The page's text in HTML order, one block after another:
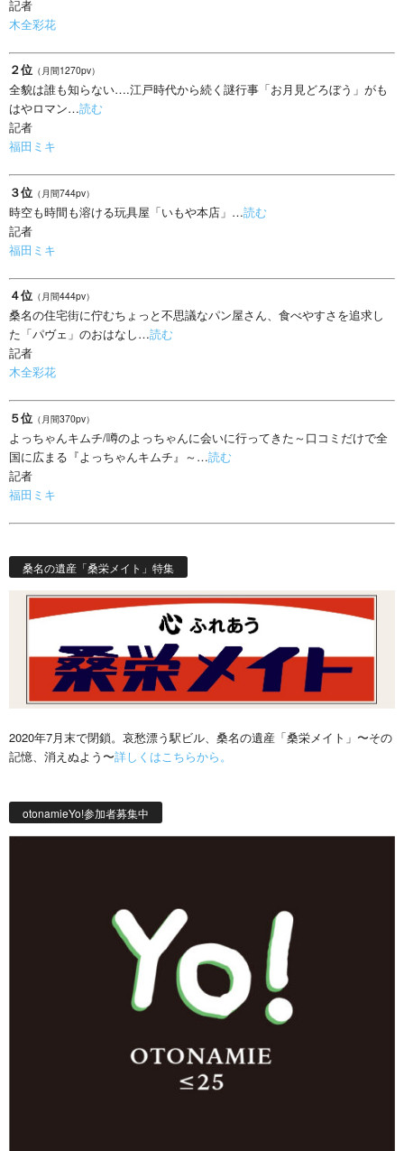
記者
木全彩花
２位 （月間1270pv）
全貌は誰も知らない….江戸時代から続く謎行事「お月見どろぼう」がも
はやロマン…読む
記者
福田ミキ
３位 （月間744pv）
時空も時間も溶ける玩具屋「いもや本店」…読む
記者
福田ミキ
４位 （月間444pv）
桑名の住宅街に佇むちょっと不思議なパン屋さん、食べやすさを追求し
た「パヴェ」のおはなし…読む
記者
木全彩花
５位 （月間370pv）
よっちゃんキムチ/噂のよっちゃんに会いに行ってきた～口コミだけで全
国に広まる『よっちゃんキムチ』～…読む
記者
福田ミキ
桑名の遺産「桑栄メイト」特集
2020年7月末で閉鎖。哀愁漂う駅ビル、桑名の遺産「桑栄メイト」〜その
記憶、消えぬよう〜詳しくはこちらから。
otonamieYo!参加者募集中